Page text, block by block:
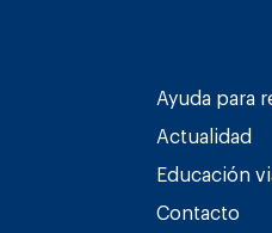
Ayuda para
Actualidad
Educación
Contacto